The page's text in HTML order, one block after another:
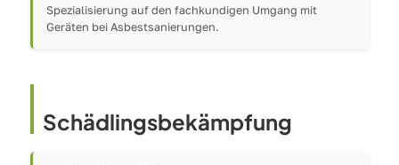
Spezialisierung auf den fachkundigen Umgang mit
Geräten bei Asbestsanierungen.
Schädlingsbekämpfung